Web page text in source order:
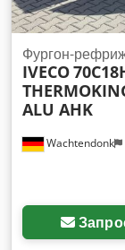
Wachtendonk
Фургон-
IVECO
ALU AHK